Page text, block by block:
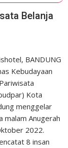
Belanja
BANDUNG
Kebudayaan
Kota
menggelar
malam Anugerah
2022.
8 insan